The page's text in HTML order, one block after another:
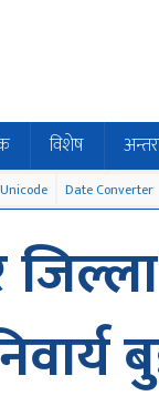
विशेष
Date Converter